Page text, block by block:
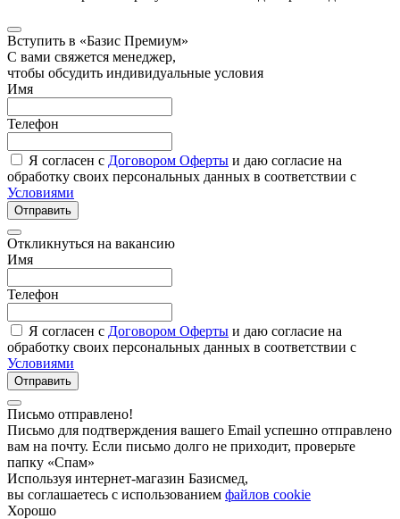
Вступить в «Базис Премиум»
С вами свяжется менеджер,
чтобы обсудить индивидуальные условия
Имя
Телефон
Я согласен с Договором Оферты и даю согласие на
обработку своих персональных данных в соответствии с
Условиями
Отправить
Откликнуться на вакансию
Имя
Телефон
Я согласен с Договором Оферты и даю согласие на
обработку своих персональных данных в соответствии с
Условиями
Отправить
Письмо отправлено!
Письмо для подтверждения вашего Email успешно отправлено
вам на почту. Если письмо долго не приходит, проверьте
папку «Спам»
Используя интернет-магазин Базисмед,
вы соглашаетесь с использованием файлов cookie
Хорошо